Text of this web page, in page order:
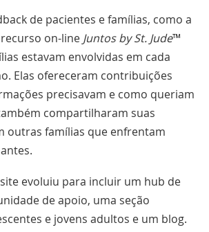
de pacientes e famílias, como a
on-line Juntos by St. Jude™
estavam envolvidas em cada
Elas ofereceram contribuições
precisavam e como queriam
compartilharam suas
outras famílias que enfrentam
evoluiu para incluir um hub de
de apoio, uma seção
e jovens adultos e um blog.